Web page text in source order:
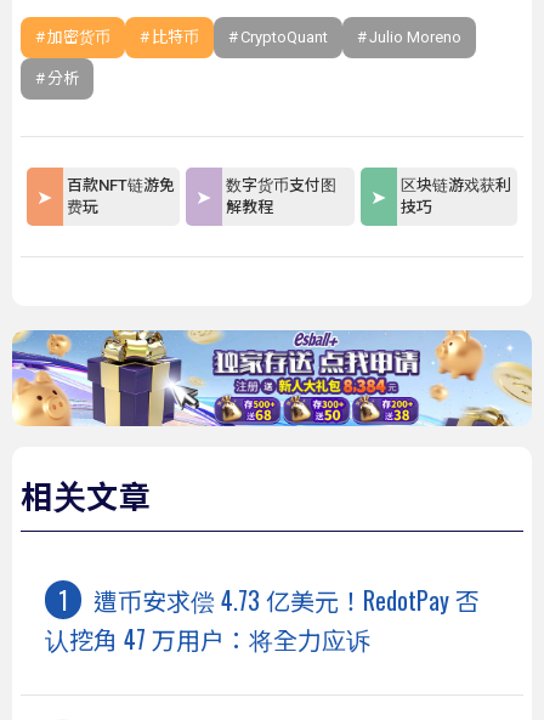
加密货币 比特币 CryptoQuant Julio Moreno
分析
百款NFT链游免
费玩
数字货币支付图
解教程
区块链游戏获利
技巧
相关文章
遭币安求偿 4.73 亿美元！RedotPay 否
认挖角 47 万用户：将全力应诉